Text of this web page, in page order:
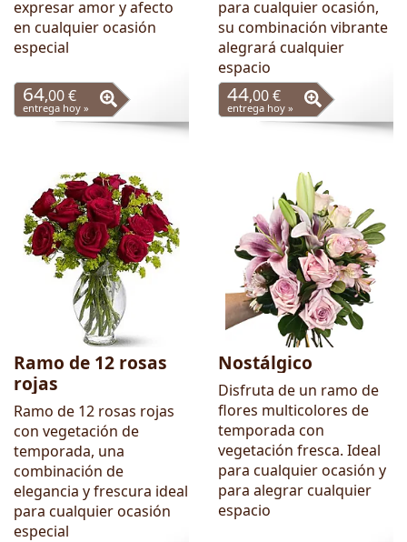
expresar amor y afecto
en cualquier ocasión
especial
64,00 €
entrega hoy »
para cualquier ocasión,
su combinación vibrante
alegrará cualquier
espacio
44,00 €
entrega hoy »
Ramo de 12 rosas
rojas
Ramo de 12 rosas rojas
con vegetación de
temporada, una
combinación de
elegancia y frescura ideal
para cualquier ocasión
especial
Nostálgico
Disfruta de un ramo de
flores multicolores de
temporada con
vegetación fresca. Ideal
para cualquier ocasión y
para alegrar cualquier
espacio